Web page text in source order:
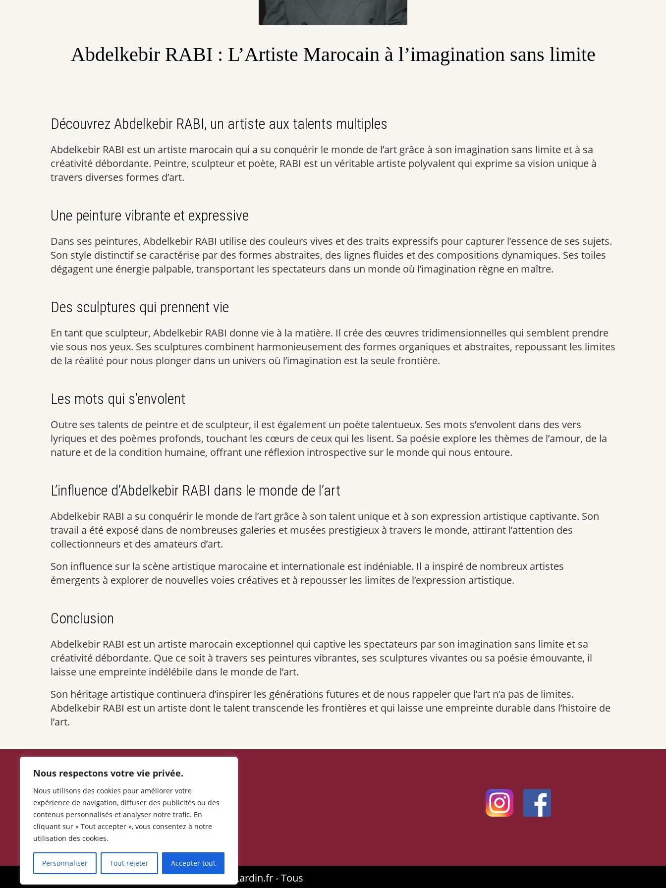
Nous respectons votre vie privée.
Nous utilisons des cookies pour améliorer votre
expérience de navigation, diffuser des publicités ou des
contenus personnalisés et analyser notre trafic. En
cliquant sur « Tout accepter », vous consentez à notre
utilisation des cookies.
Personnaliser Tout rejeter Accepter tout
Abdelkebir RABI : L’Artiste Marocain à l’imagination sans limite
Découvrez Abdelkebir RABI, un artiste aux talents multiples
Abdelkebir RABI est un artiste marocain qui a su conquérir le monde de l’art grâce à son imagination sans limite et à sa
créativité débordante. Peintre, sculpteur et poète, RABI est un véritable artiste polyvalent qui exprime sa vision unique à
travers diverses formes d’art.
Une peinture vibrante et expressive
Dans ses peintures, Abdelkebir RABI utilise des couleurs vives et des traits expressifs pour capturer l’essence de ses sujets.
Son style distinctif se caractérise par des formes abstraites, des lignes fluides et des compositions dynamiques. Ses toiles
dégagent une énergie palpable, transportant les spectateurs dans un monde où l’imagination règne en maître.
Des sculptures qui prennent vie
En tant que sculpteur, Abdelkebir RABI donne vie à la matière. Il crée des œuvres tridimensionnelles qui semblent prendre
vie sous nos yeux. Ses sculptures combinent harmonieusement des formes organiques et abstraites, repoussant les limites
de la réalité pour nous plonger dans un univers où l’imagination est la seule frontière.
Les mots qui s’envolent
Outre ses talents de peintre et de sculpteur, il est également un poète talentueux. Ses mots s’envolent dans des vers
lyriques et des poèmes profonds, touchant les cœurs de ceux qui les lisent. Sa poésie explore les thèmes de l’amour, de la
nature et de la condition humaine, offrant une réflexion introspective sur le monde qui nous entoure.
L’influence d’Abdelkebir RABI dans le monde de l’art
Abdelkebir RABI a su conquérir le monde de l’art grâce à son talent unique et à son expression artistique captivante. Son
travail a été exposé dans de nombreuses galeries et musées prestigieux à travers le monde, attirant l’attention des
collectionneurs et des amateurs d’art.
Son influence sur la scène artistique marocaine et internationale est indéniable. Il a inspiré de nombreux artistes
émergents à explorer de nouvelles voies créatives et à repousser les limites de l’expression artistique.
Conclusion
Abdelkebir RABI est un artiste marocain exceptionnel qui captive les spectateurs par son imagination sans limite et sa
créativité débordante. Que ce soit à travers ses peintures vibrantes, ses sculptures vivantes ou sa poésie émouvante, il
laisse une empreinte indélébile dans le monde de l’art.
Son héritage artistique continuera d’inspirer les générations futures et de nous rappeler que l’art n’a pas de limites.
Abdelkebir RABI est un artiste dont le talent transcende les frontières et qui laisse une empreinte durable dans l’histoire de
l’art.
Politique de confidentialité
Mentions légales
06.16.90.26.66
Copyright ©2016 - 2026: Antiquite-VictorLardin.fr - Tous